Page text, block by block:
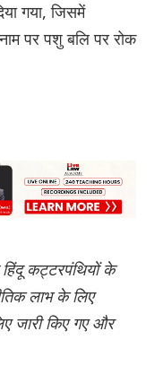
गया, जिसमें
पर पशु बलि पर रोक
कट्टरपंथियों के
लाभ के लिए
जारी किए गए और